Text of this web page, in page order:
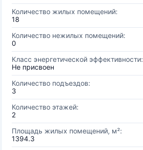
Количество жилых помещений:
18
Количество нежилых помещений:
0
Класс энергетической эффективности:
Не присвоен
Количество подъездов:
3
Количество этажей:
2
Площадь жилых помещений, м²:
1394.3